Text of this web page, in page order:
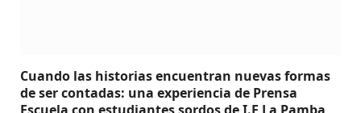
Cuando las historias encuentran nuevas formas
de ser contadas: una experiencia de Prensa